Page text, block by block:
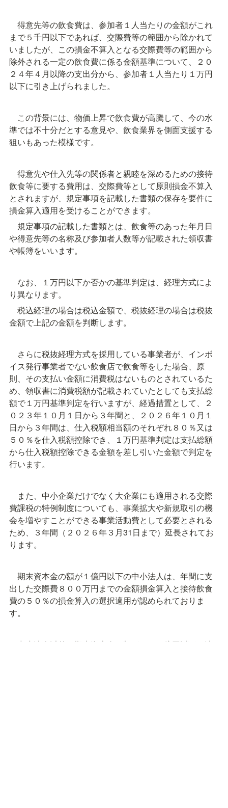
得意先等の飲食費は、参加者１人当たりの金額がこれ
まで５千円以下であれば、交際費等の範囲から除かれて
いましたが、この損金不算入となる交際費等の範囲から
除外される一定の飲食費に係る金額基準について、２０
２４年４月以降の支出分から、参加者１人当たり１万円
以下に引き上げられました。
この背景には、物価上昇で飲食費が高騰して、今の水
準では不十分だとする意見や、飲食業界を側面支援する
狙いもあった模様です。
得意先や仕入先等の関係者と親睦を深めるための接待
飲食等に要する費用は、交際費等として原則損金不算入
とされますが、規定事項を記載した書類の保存を要件に
損金算入適用を受けることができます。
規定事項の記載した書類とは、飲食等のあった年月日
や得意先等の名称及び参加者人数等が記載された領収書
や帳簿をいいます。
なお、１万円以下か否かの基準判定は、経理方式によ
り異なります。
税込経理の場合は税込金額で、税抜経理の場合は税抜
金額で上記の金額を判断します。
さらに税抜経理方式を採用している事業者が、インボ
イス発行事業者でない飲食店で飲食等をした場合、原
則、その支払い金額に消費税はないものとされているた
め、領収書に消費税額が記載されていたとしても支払総
額で１万円基準判定を行いますが、経過措置として、２
０２３年１０月１日から３年間と、２０２６年１０月１
日から３年間は、仕入税額相当額のそれぞれ８０％又は
５０％を仕入税額控除でき、１万円基準判定は支払総額
から仕入税額控除できる金額を差し引いた金額で判定を
行います。
また、中小企業だけでなく大企業にも適用される交際
費課税の特例制度についても、事業拡大や新規取引の機
会を増やすことができる事業活動費として必要とされる
ため、３年間（２０２６年３月31日まで）延長されてお
ります。
期末資本金の額が１億円以下の中小法人は、年間に支
出した交際費８００万円までの金額損金算入と接待飲食
費の５０％の損金算入の選択適用が認められておりま
す。
中小法人以外で期末資本金の額が１００億円以下の法